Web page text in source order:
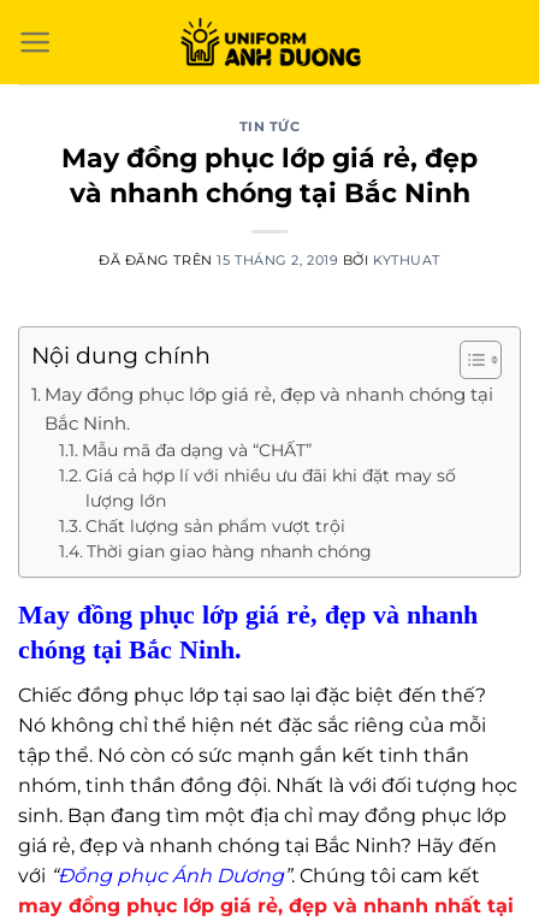
đến
TIN TỨC
May đồng phục lớp giá rẻ, đẹp
và nhanh chóng tại Bắc Ninh
ĐÃ ĐĂNG TRÊN15 THÁNG 2, 2019 BỞI KYTHUAT
Nội dung chính
May đồng phục lớp giá rẻ, đẹp và nhanh chóng tại
Bắc Ninh.
Mẫu mã đa dạng và “CHẤT”
Giá cả hợp lí với nhiều ưu đãi khi đặt may số
lượng lớn
Chất lượng sản phẩm vượt trội
Thời gian giao hàng nhanh chóng
May đồng phục lớp giá rẻ, đẹp và nhanh
chóng tại Bắc Ninh.
Chiếc đồng phục lớp tại sao lại đặc biệt đến thế?
Nó không chỉ thể hiện nét đặc sắc riêng của mỗi
tập thể. Nó còn có sức mạnh gắn kết tinh thần
nhóm, tinh thần đồng đội. Nhất là với đối tượng học
sinh. Bạn đang tìm một địa chỉ may đồng phục lớp
giá rẻ, đẹp và nhanh chóng tại Bắc Ninh? Hãy đến
với “Đồng phục Ánh Dương”. Chúng tôi cam kết
may đồng phục lớp giá rẻ, đẹp và nhanh nhất tại